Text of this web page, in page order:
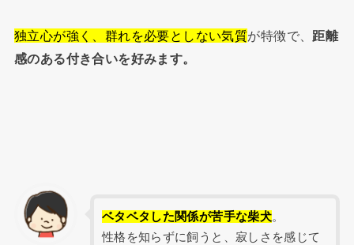
独立心が強く、群れを必要としない気質が特徴で、 距離
感のある付き合いを好みます。
ベタベタした関係が苦手な柴犬。
性格を知らずに飼うと、寂しさを感じて